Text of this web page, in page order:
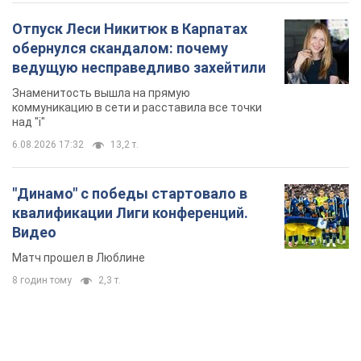
"Динамо" с победы стартовало в
квалификации Лиги конференций.
Видео
Матч прошел в Люблине
8 годин тому